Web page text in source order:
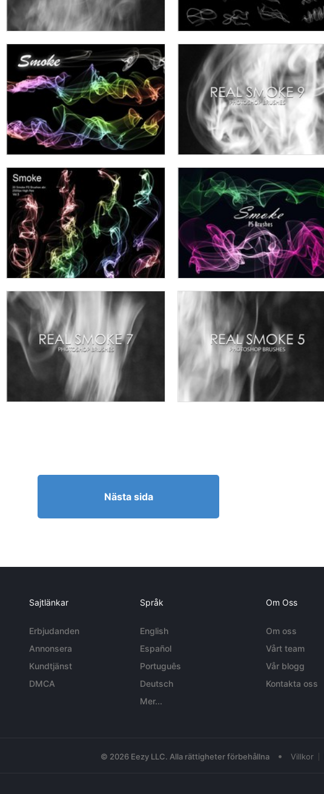
Nästa sida
Sajtlänkar
Erbjudanden
Annonsera
Kundtjänst
DMCA
Språk
English
Español
Português
Deutsch
Mer...
Om Oss
Om oss
Vårt team
Vår blogg
Kontakta oss
© 2026 Eezy LLC. Alla rättigheter förbehållna • Villkor